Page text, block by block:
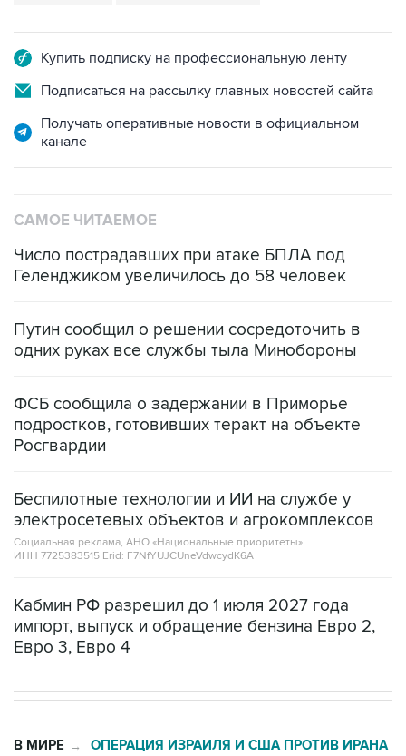
Купить подписку на профессиональную ленту
Подписаться на рассылку главных новостей сайта
Получать оперативные новости в официальном
канале
САМОЕ ЧИТАЕМОЕ
Число пострадавших при атаке БПЛА под
Геленджиком увеличилось до 58 человек
Путин сообщил о решении сосредоточить в
одних руках все службы тыла Минобороны
ФСБ сообщила о задержании в Приморье
подростков, готовивших теракт на объекте
Росгвардии
Беспилотные технологии и ИИ на службе у
электросетевых объектов и агрокомплексов
Социальная реклама, АНО «Национальные приоритеты».
ИНН 7725383515 Erid: F7NfYUJCUneVdwcydK6A
Кабмин РФ разрешил до 1 июля 2027 года
импорт, выпуск и обращение бензина Евро 2,
Евро 3, Евро 4
В МИРЕ → ОПЕРАЦИЯ ИЗРАИЛЯ И США ПРОТИВ ИРАНА